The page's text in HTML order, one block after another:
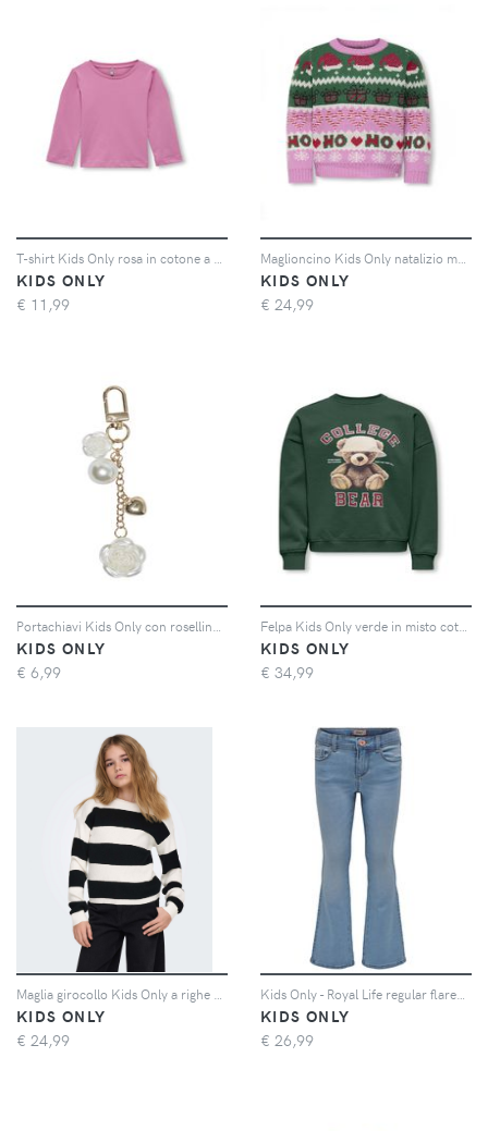
KIDS ONLY
€ 11,99
KIDS ONLY
€ 24,99
KIDS ONLY
€ 6,99
KIDS ONLY
€ 34,99
KIDS ONLY
€ 24,99
KIDS ONLY
€ 26,99